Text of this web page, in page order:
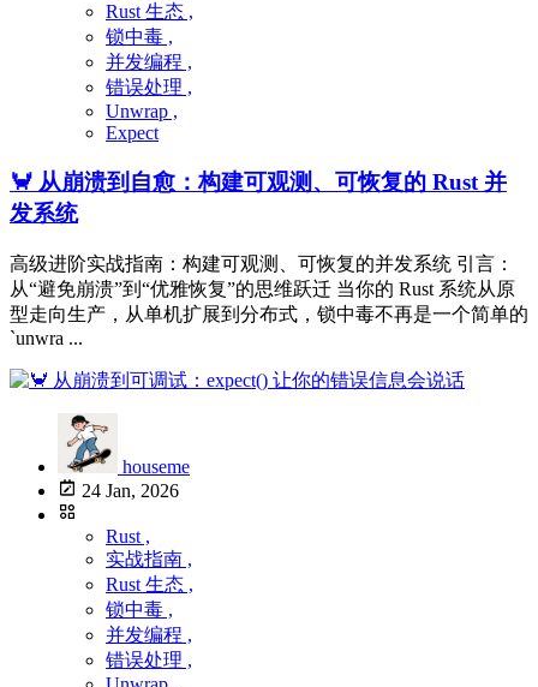
Rust 生态 ,
锁中毒 ,
并发编程 ,
错误处理 ,
Unwrap ,
Expect
🦀 从崩溃到自愈：构建可观测、可恢复的 Rust 并
发系统
高级进阶实战指南：构建可观测、可恢复的并发系统 引言：
从“避免崩溃”到“优雅恢复”的思维跃迁 当你的 Rust 系统从原
型走向生产，从单机扩展到分布式，锁中毒不再是一个简单的
`unwra ...
houseme
24 Jan, 2026
Rust ,
实战指南 ,
Rust 生态 ,
锁中毒 ,
并发编程 ,
错误处理 ,